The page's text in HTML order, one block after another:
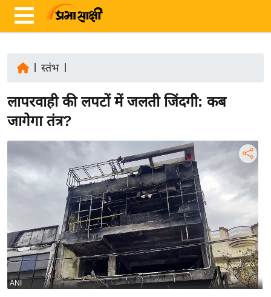
ज़ा
ख
त
र्रा
ष्ट्री
य
स्तंभ
लापरवाही की लपटों में जलती जिंदगी: कब
जागेगा तंत्र?
ANI